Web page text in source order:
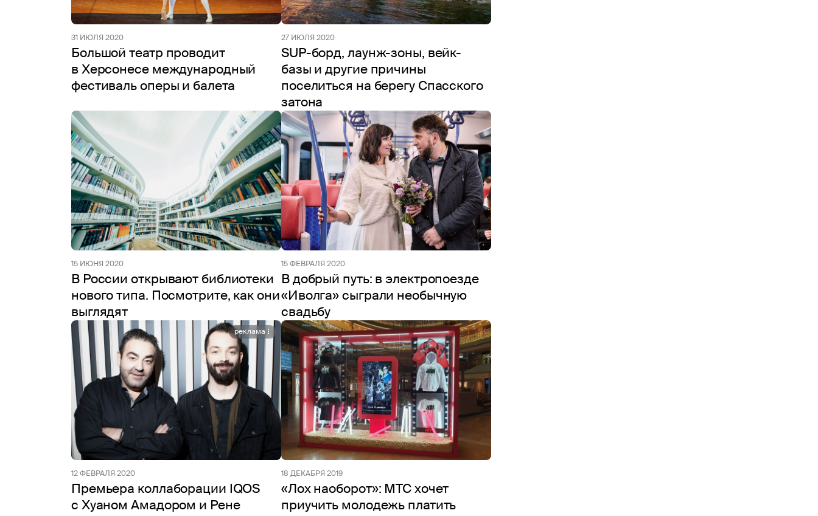
31 ИЮЛЯ 2020
Большой театр проводит
в Херсонесе международный
фестиваль оперы и балета
27 ИЮЛЯ 2020
SUP-борд, лаунж-зоны, вейк-
базы и другие причины
поселиться на берегу Спасского
затона
15 ИЮНЯ 2020
В России открывают библиотеки
нового типа. Посмотрите, как они
выглядят
15 ФЕВРАЛЯ 2020
В добрый путь: в электропоезде
«Иволга» сыграли необычную
свадьбу
реклама
12 ФЕВРАЛЯ 2020
Премьера коллаборации IQOS
c Хуаном Амадором и Рене
18 ДЕКАБРЯ 2019
«Лох наоборот»: МТС хочет
приучить молодежь платить